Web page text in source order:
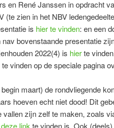
en René Janssen in opdracht
(te zien in het NBV
is hier te vinden: en een
bovenstaande presentatie
2022(4) is hierte
vinden op de speciale pagina
maart) de rondvliegende
hoeven echt niet dood! Dit
zijn zelf te maken, zoals
deze link te vinden is. Ook